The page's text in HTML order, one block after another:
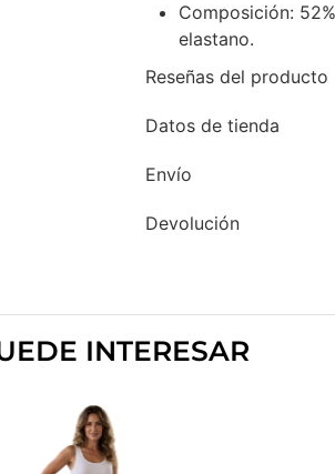
Composición:
elastano.
Reseñas del producto
Datos de tienda
Envío
Devolución
INTERESAR